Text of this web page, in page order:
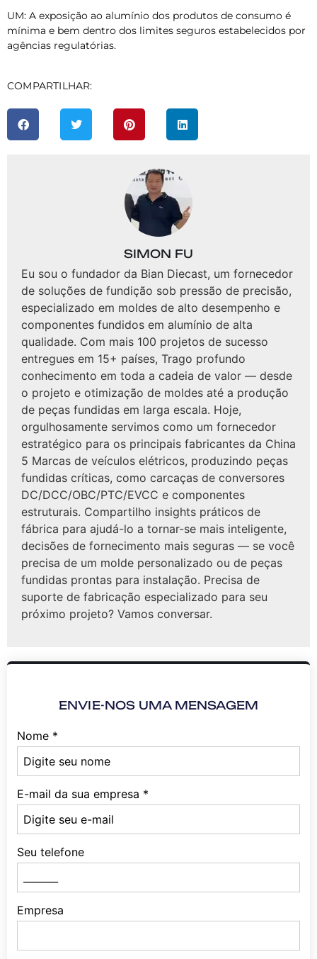
UM: A exposição ao alumínio dos produtos de consumo é
mínima e bem dentro dos limites seguros estabelecidos por
agências regulatórias.
COMPARTILHAR:
SIMON FU
Eu sou o fundador da Bian Diecast, um fornecedor
de soluções de fundição sob pressão de precisão,
especializado em moldes de alto desempenho e
componentes fundidos em alumínio de alta
qualidade. Com mais 100 projetos de sucesso
entregues em 15+ países, Trago profundo
conhecimento em toda a cadeia de valor — desde
o projeto e otimização de moldes até a produção
de peças fundidas em larga escala. Hoje,
orgulhosamente servimos como um fornecedor
estratégico para os principais fabricantes da China
5 Marcas de veículos elétricos, produzindo peças
fundidas críticas, como carcaças de conversores
DC/DCC/OBC/PTC/EVCC e componentes
estruturais. Compartilho insights práticos de
fábrica para ajudá-lo a tornar-se mais inteligente,
decisões de fornecimento mais seguras — se você
precisa de um molde personalizado ou de peças
fundidas prontas para instalação. Precisa de
suporte de fabricação especializado para seu
próximo projeto? Vamos conversar.
ENVIE-NOS UMA MENSAGEM
Nome *
E-mail da sua empresa *
Seu telefone
Empresa